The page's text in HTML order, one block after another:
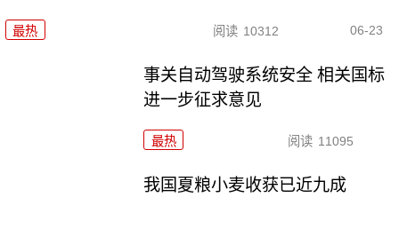
最热 阅读 10312 06-23
事关自动驾驶系统安全 相关国标
进一步征求意见
最热 阅读 11095
我国夏粮小麦收获已近九成